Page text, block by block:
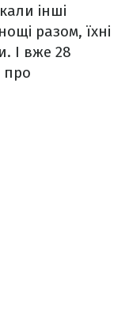
інші
разом, їхні
І вже 28
про